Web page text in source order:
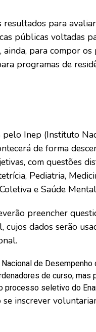
para
públicas voltadas
para compor
programas de
Inep (Instituto
de forma
com questões
Pediatria,
e Saúde
preencher
dados serão
de
de curso, mas
processo seletivo do
se inscrever